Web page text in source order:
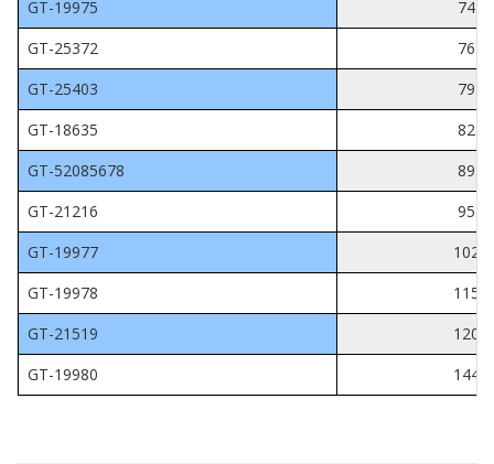
GT-19975
74.0
GT-25372
76.2
GT-25403
79.4
GT-18635
82.0
GT-52085678
89.8
GT-21216
95.3
GT-19977
102.7
GT-19978
115.4
GT-21519
120.0
GT-19980
144.1